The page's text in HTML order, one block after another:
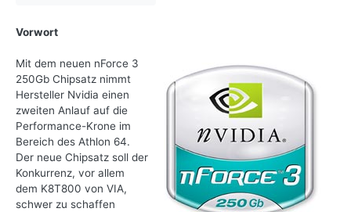
Vorwort
Mit dem neuen nForce 3
250Gb Chipsatz nimmt
Hersteller Nvidia einen
zweiten Anlauf auf die
Performance-Krone im
Bereich des Athlon 64.
Der neue Chipsatz soll der
Konkurrenz, vor allem
dem K8T800 von VIA,
schwer zu schaffen